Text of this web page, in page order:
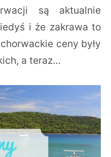
są aktualnie
i że zakrawa to
ceny były
a teraz…